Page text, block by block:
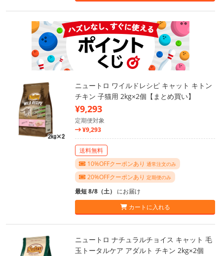
ニュートロ ワイルドレシピ キャット キトン
チキン 子猫用 2kg×2個【まとめ買い】
¥9,293
定期便対象
¥9,293
送料無料
10%OFFクーポンあり 通常注文のみ
20%OFFクーポンあり 定期便のみ
最短 8/8（土） にお届け
カートに入れる
ニュートロ ナチュラルチョイス キャット 毛
玉トータルケア アダルト チキン 2kg×2個